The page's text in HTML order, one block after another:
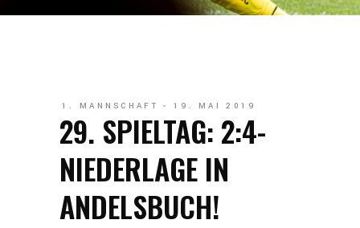
1. MANNSCHAFT 19. MAI 2019
29. SPIELTAG: 2:4-
NIEDERLAGE IN
ANDELSBUCH!